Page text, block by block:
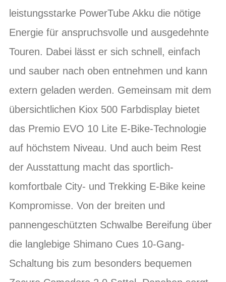
leistungsstarke PowerTube Akku die nötige
Energie für anspruchsvolle und ausgedehnte
Touren. Dabei lässt er sich schnell, einfach
und sauber nach oben entnehmen und kann
extern geladen werden. Gemeinsam mit dem
übersichtlichen Kiox 500 Farbdisplay bietet
das Premio EVO 10 Lite E-Bike-Technologie
auf höchstem Niveau. Und auch beim Rest
der Ausstattung macht das sportlich-
komfortbale City- und Trekking E-Bike keine
Kompromisse. Von der breiten und
pannengeschützten Schwalbe Bereifung über
die langlebige Shimano Cues 10-Gang-
Schaltung bis zum besonders bequemen